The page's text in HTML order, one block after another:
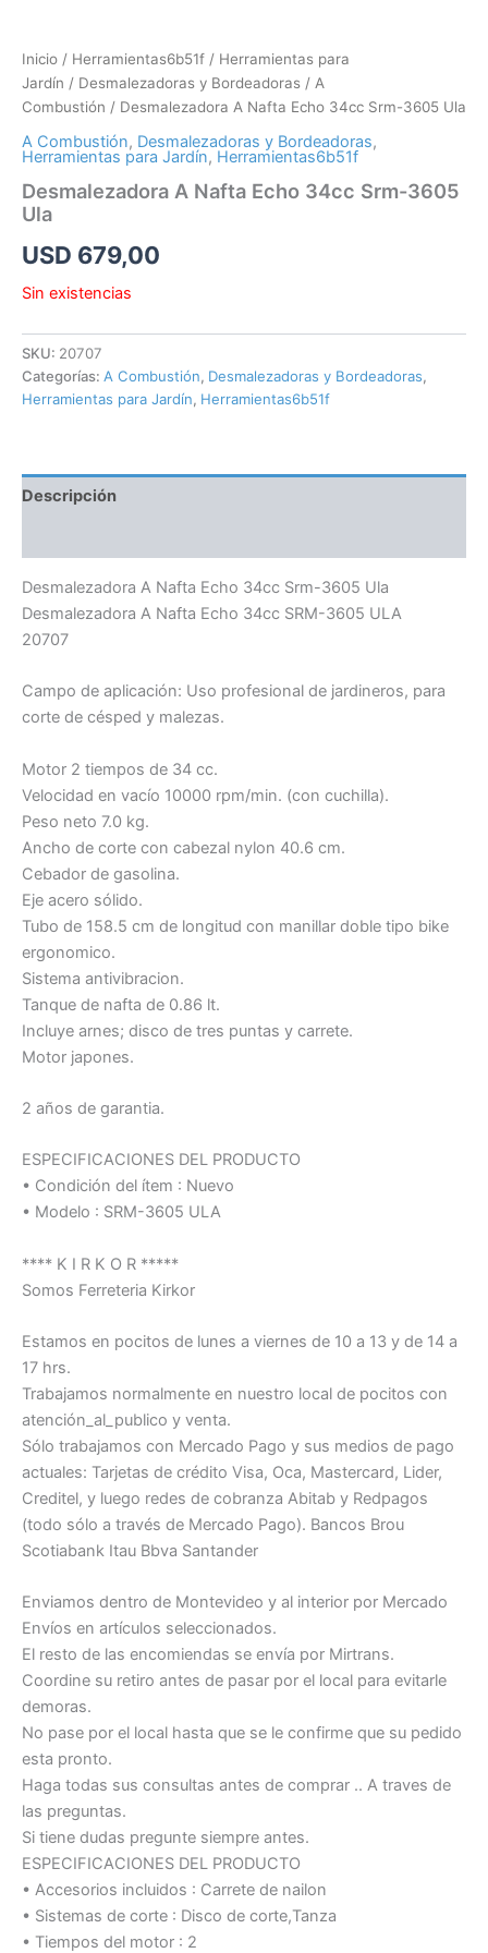
Inicio / Herramientas6b51f / Herramientas para
Jardín / Desmalezadoras y Bordeadoras / A
Combustión / Desmalezadora A Nafta Echo 34cc Srm-3605 Ula
A Combustión, Desmalezadoras y Bordeadoras,
Herramientas para Jardín, Herramientas6b51f
Desmalezadora A Nafta Echo 34cc Srm-3605
Ula
USD 679,00
Sin existencias
SKU: 20707
Categorías: A Combustión, Desmalezadoras y Bordeadoras,
Herramientas para Jardín, Herramientas6b51f
Descripción
Desmalezadora A Nafta Echo 34cc Srm-3605 Ula
Desmalezadora A Nafta Echo 34cc SRM-3605 ULA
20707
Campo de aplicación: Uso profesional de jardineros, para
corte de césped y malezas.
Motor 2 tiempos de 34 cc.
Velocidad en vacío 10000 rpm/min. (con cuchilla).
Peso neto 7.0 kg.
Ancho de corte con cabezal nylon 40.6 cm.
Cebador de gasolina.
Eje acero sólido.
Tubo de 158.5 cm de longitud con manillar doble tipo bike
ergonomico.
Sistema antivibracion.
Tanque de nafta de 0.86 lt.
Incluye arnes; disco de tres puntas y carrete.
Motor japones.
2 años de garantia.
ESPECIFICACIONES DEL PRODUCTO
• Condición del ítem : Nuevo
• Modelo : SRM-3605 ULA
**** K I R K O R *****
Somos Ferreteria Kirkor
Estamos en pocitos de lunes a viernes de 10 a 13 y de 14 a
17 hrs.
Trabajamos normalmente en nuestro local de pocitos con
atención_al_publico y venta.
Sólo trabajamos con Mercado Pago y sus medios de pago
actuales: Tarjetas de crédito Visa, Oca, Mastercard, Lider,
Creditel, y luego redes de cobranza Abitab y Redpagos
(todo sólo a través de Mercado Pago). Bancos Brou
Scotiabank Itau Bbva Santander
Enviamos dentro de Montevideo y al interior por Mercado
Envíos en artículos seleccionados.
El resto de las encomiendas se envía por Mirtrans.
Coordine su retiro antes de pasar por el local para evitarle
demoras.
No pase por el local hasta que se le confirme que su pedido
esta pronto.
Haga todas sus consultas antes de comprar .. A traves de
las preguntas.
Si tiene dudas pregunte siempre antes.
ESPECIFICACIONES DEL PRODUCTO
• Accesorios incluidos : Carrete de nailon
• Sistemas de corte : Disco de corte,Tanza
• Tiempos del motor : 2